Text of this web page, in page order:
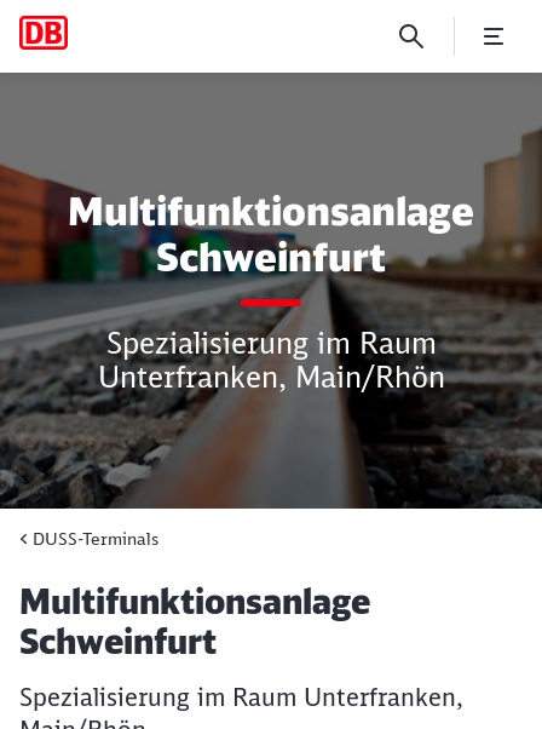
Multifunktionsanlage
Schweinfurt
Spezialisierung im Raum
Unterfranken, Main/Rhön
DUSS-Terminals
Artikel:
Multifunktionsanlage
Schweinfurt
Spezialisierung im Raum Unterfranken,